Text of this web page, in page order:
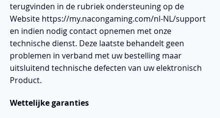
terugvinden in de rubriek ondersteuning op de
Website https://my.nacongaming.com/nl-NL/support
en indien nodig contact opnemen met onze
technische dienst. Deze laatste behandelt geen
problemen in verband met uw bestelling maar
uitsluitend technische defecten van uw elektronisch
Product.
Wettelijke garanties